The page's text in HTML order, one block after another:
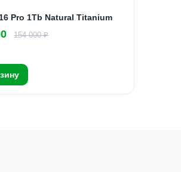
Pro 1Tb Natural Titanium
154 000 ₽